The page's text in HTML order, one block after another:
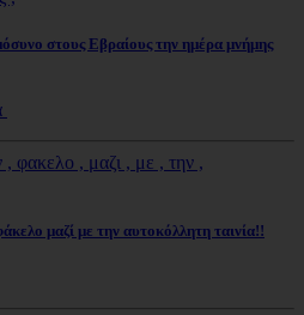
στους Εβραίους την ημέρα μνήμης
μαζί με την αυτοκόλλητη ταινία!!